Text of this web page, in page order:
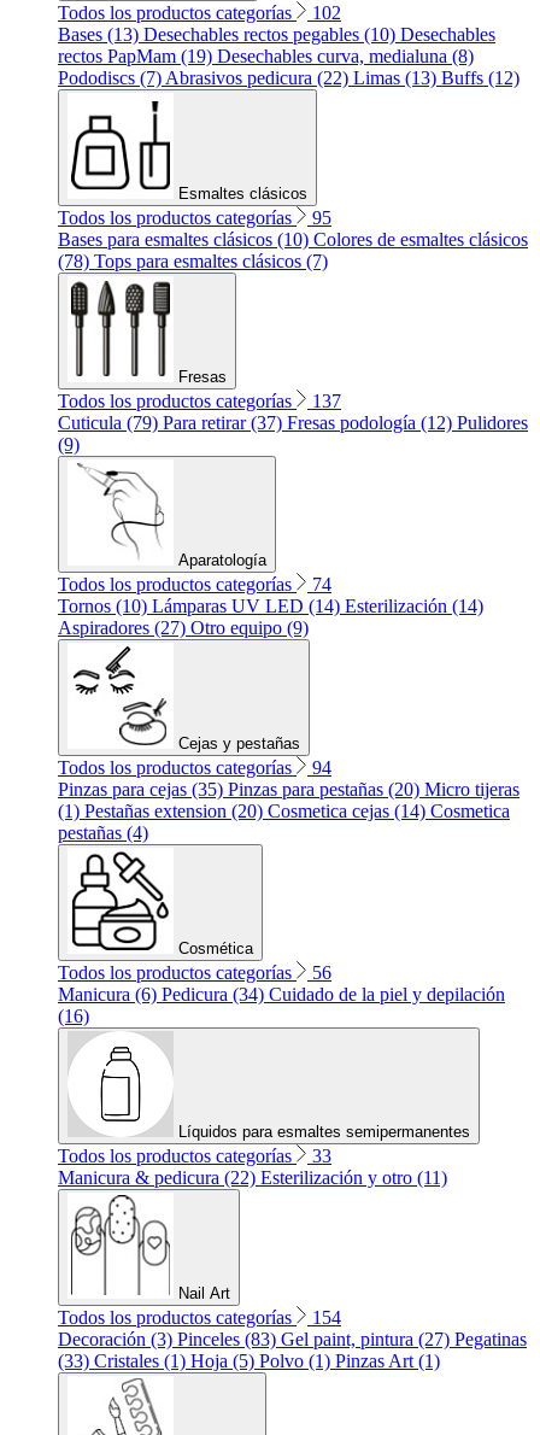
Todos los productos categorías
102
Bases (13) Desechables rectos pegables (10) Desechables
rectos PapMam (19) Desechables curva, medialuna (8)
Pododiscs (7) Abrasivos pedicura (22) Limas (13) Buffs (12)
Esmaltes clásicos
Todos los productos categorías
95
Bases para esmaltes clásicos (10) Colores de esmaltes clásicos
(78) Tops para esmaltes clásicos (7)
Fresas
Todos los productos categorías
137
Cuticula (79) Para retirar (37) Fresas podología (12) Pulidores
(9)
Aparatología
Todos los productos categorías
74
Tornos (10) Lámparas UV LED (14) Esterilización (14)
Aspiradores (27) Otro equipo (9)
Cejas y pestañas
Todos los productos categorías
94
Pinzas para cejas (35) Pinzas para pestañas (20) Micro tijeras
(1) Pestañas extension (20) Cosmetica cejas (14) Cosmetica
pestañas (4)
Cosmética
Todos los productos categorías
56
Manicura (6) Pedicura (34) Cuidado de la piel y depilación
(16)
Líquidos para esmaltes semipermanentes
Todos los productos categorías
33
Manicura & pedicura (22) Esterilización y otro (11)
Nail Art
Todos los productos categorías
154
Decoración (3) Pinceles (83) Gel paint, pintura (27) Pegatinas
(33) Cristales (1) Hoja (5) Polvo (1) Pinzas Art (1)